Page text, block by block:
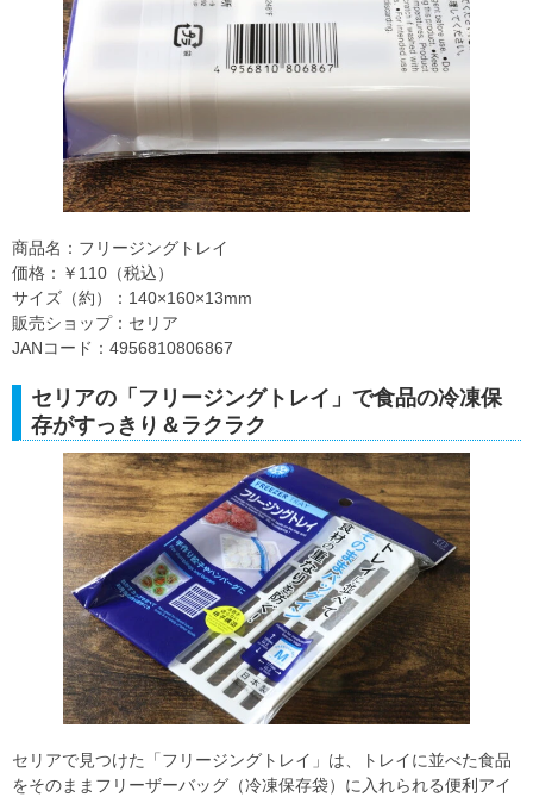
商品名：フリージングトレイ
価格：￥110（税込）
サイズ（約）：140×160×13mm
販売ショップ：セリア
JANコード：4956810806867
セリアの「フリージングトレイ」で食品の冷凍保
存がすっきり＆ラクラク
セリアで見つけた「フリージングトレイ」は、トレイに並べた食品
をそのままフリーザーバッグ（冷凍保存袋）に入れられる便利アイ